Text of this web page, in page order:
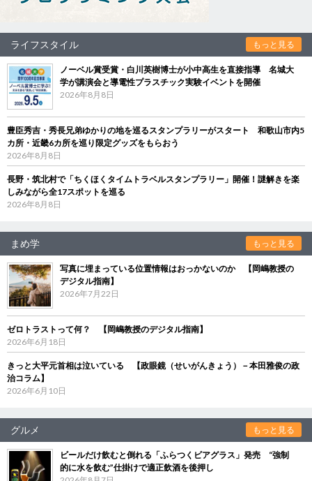
ライフスタイル もっと見る
ノーベル賞受賞・白川英樹博士が小中高生を直接指導 名城大
学が講演会と導電性プラスチック実験イベントを開催
2026年8月8日
豊臣秀吉・秀長兄弟ゆかりの地を巡るスタンプラリーがスタート 和歌山市内5
カ所・近畿6カ所を巡り限定グッズをもらおう
2026年8月8日
長野・筑北村で「ちくほくタイムトラベルスタンプラリー」開催！謎解きを楽
しみながら全17スポットを巡る
2026年8月8日
まめ学 もっと見る
写真に埋まっている位置情報はおっかないのか 【岡嶋教授の
デジタル指南】
2026年7月22日
ゼロトラストって何？ 【岡嶋教授のデジタル指南】
2026年6月18日
きっと大平元首相は泣いている 【政眼鏡（せいがんきょう）－本田雅俊の政
治コラム】
2026年6月10日
グルメ もっと見る
ビールだけ飲むと倒れる「ふらつくビアグラス」発売 “強制
的に水を飲む”仕掛けで適正飲酒を後押し